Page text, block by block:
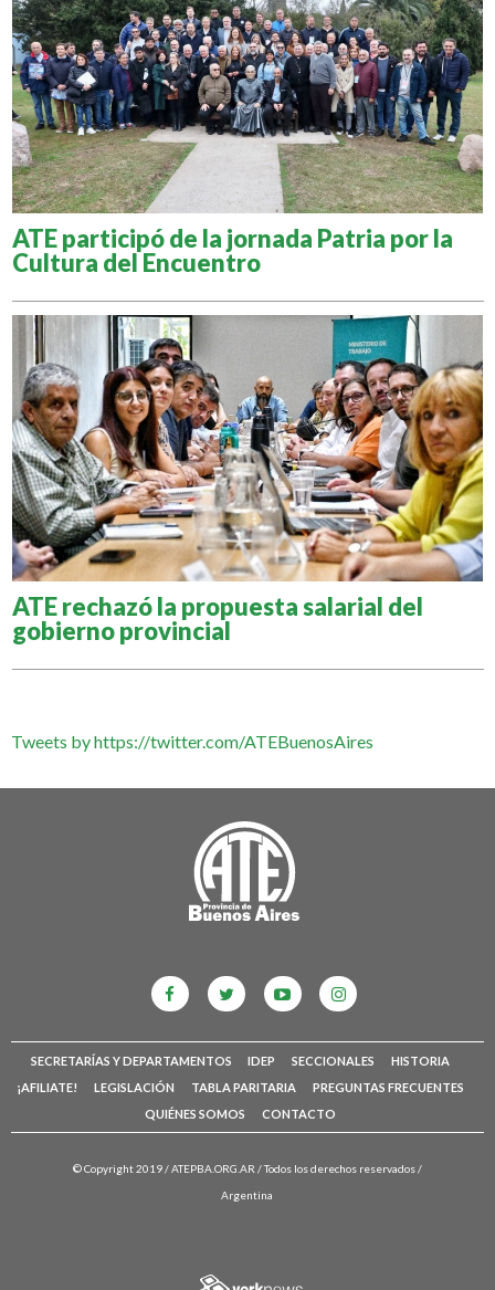
ATE participó de la jornada Patria por la
Cultura del Encuentro
ATE rechazó la propuesta salarial del
gobierno provincial
Tweets by https://twitter.com/ATEBuenosAires
SECRETARÍAS Y DEPARTAMENTOS IDEP SECCIONALES
HISTORIA
¡AFILIATE!
LEGISLACIÓN TABLA PARITARIA
PREGUNTAS FRECUENTES
QUIÉNES SOMOS
CONTACTO
© Copyright 2019 /ATEPBA.ORG.AR / Todos los derechos reservados /
Argentina